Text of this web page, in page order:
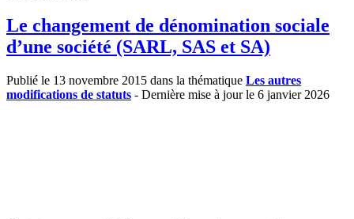
Le changement de dénomination sociale
d’une société (SARL, SAS et SA)
Publié le 13 novembre 2015 dans la thématique Les autres
modifications de statuts - Dernière mise à jour le 6 janvier 2026